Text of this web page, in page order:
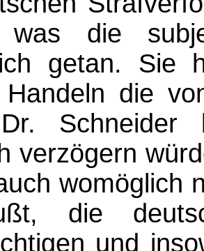
die
getan. Sie
die
Schneider
verzögern
womöglich
die
und